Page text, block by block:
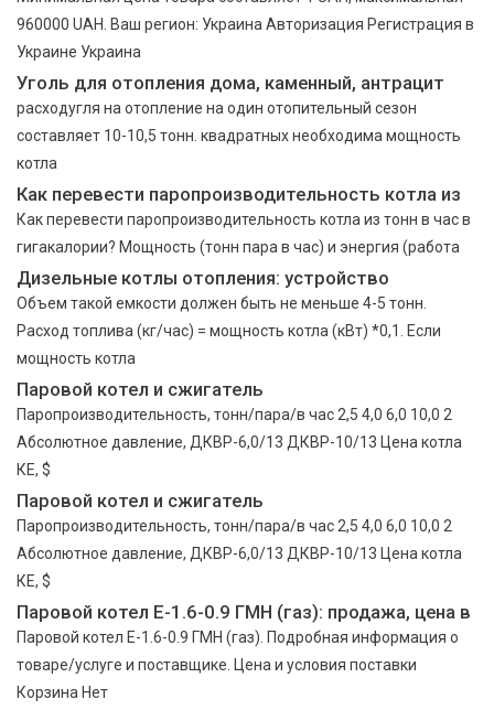
960000 UAH. Ваш регион: Украина Авторизация Регистрация в
Украине Украина
Уголь для отопления дома, каменный, антрацит
расходугля на отопление на один отопительный сезон
составляет 10-10,5 тонн. квадратных необходима мощность
котла
Как перевести паропроизводительность котла из
Как перевести паропроизводительность котла из тонн в час в
гигакалории? Мощность (тонн пара в час) и энергия (работа
Дизельные котлы отопления: устройство
Объем такой емкости должен быть не меньше 4-5 тонн.
Расход топлива (кг/час) = мощность котла (кВт) *0,1. Если
мощность котла
Паровой котел и сжигатель
Паропроизводительность, тонн/пара/в час 2,5 4,0 6,0 10,0 2
Абсолютное давление, ДКВР-6,0/13 ДКВР-10/13 Цена котла
КЕ, $
Паровой котел и сжигатель
Паропроизводительность, тонн/пара/в час 2,5 4,0 6,0 10,0 2
Абсолютное давление, ДКВР-6,0/13 ДКВР-10/13 Цена котла
КЕ, $
Паровой котел Е-1.6-0.9 ГМН (газ): продажа, цена в
Паровой котел Е-1.6-0.9 ГМН (газ). Подробная информация о
товаре/услуге и поставщике. Цена и условия поставки
Корзина Нет